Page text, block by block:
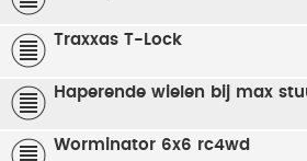
Traxxas T-Lock
Haperende wielen bij max
Worminator 6x6 rc4wd